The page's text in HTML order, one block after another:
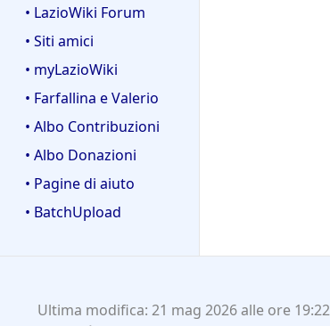
• LazioWiki Forum
• Siti amici
• myLazioWiki
• Farfallina e Valerio
• Albo Contribuzioni
• Albo Donazioni
• Pagine di aiuto
• BatchUpload
Ultima modifica: 21 mag 2026 alle ore